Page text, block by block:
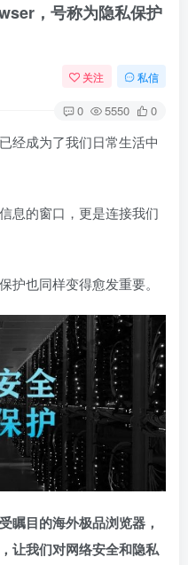
，号称为隐私保护
关注 私信
0 5550 0
经成为了我们日常生活中
息的窗口，更是连接我们
护也同样变得愈发重要。
瞩目的海外极品浏览器，
让我们对网络安全和隐私